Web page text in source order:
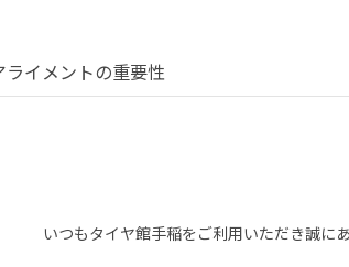
ライメントの重要性
いつもタイヤ館手稲をご利用いただき誠に